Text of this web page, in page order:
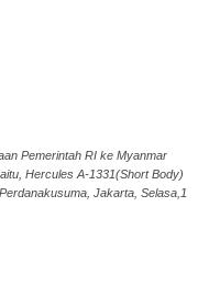
Pemerintah RI ke Myanmar
Hercules A-1331(Short Body)
Jakarta, Selasa,1